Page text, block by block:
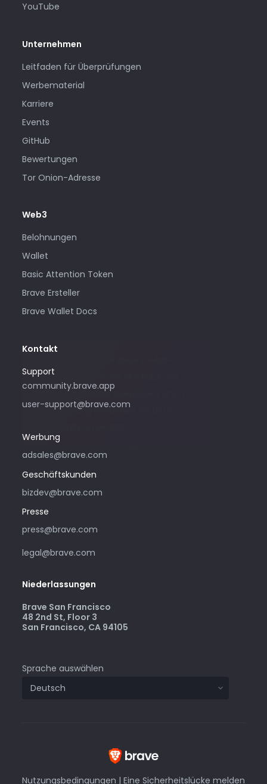
YouTube
Unternehmen
Leitfaden für Überprüfungen
Werbematerial
Karriere
Events
GitHub
Bewertungen
Tor Onion-Adresse
Web3
Belohnungen
Wallet
Basic Attention Token
Brave Ersteller
Brave Wallet Docs
Kontakt
Support
community.brave.app
user-support@brave.com
Werbung
adsales@brave.com
Adresse nur, wenn Sie am Kauf von
Werbung bei Brave interessiert sind. Für
Unterstützung besuchen Sie bitte
Geschäftskunden
bizdev@brave.com
Presse
press@brave.com
legal@brave.com
Niederlassungen
Brave San Francisco
48 2nd St, Floor 3
San Francisco, CA 94105
Sprache auswählen
Nutzungsbedingungen | Eine Sicherheitslücke melden